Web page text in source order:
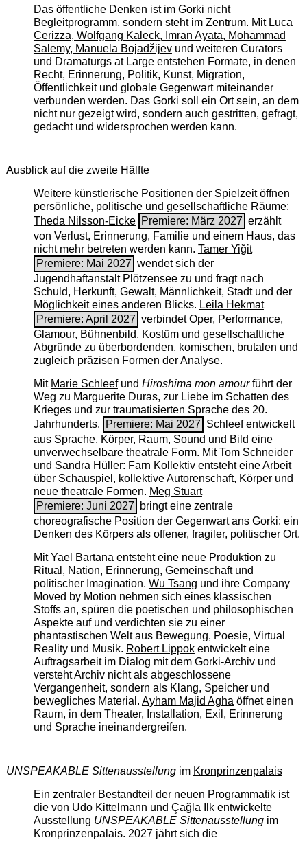
Das öffentliche Denken ist im Gorki nicht
Begleitprogramm, sondern steht im Zentrum. Mit Luca
Cerizza, Wolfgang Kaleck, Imran Ayata, Mohammad
Salemy, Manuela Bojadžijevund weiteren Curators
und Dramaturgs at Large entstehen Formate, in denen
Recht, Erinnerung, Politik, Kunst, Migration,
Öffentlichkeit und globale Gegenwart miteinander
verbunden werden. Das Gorki soll ein Ort sein, an dem
nicht nur gezeigt wird, sondern auch gestritten, gefragt,
gedacht und widersprochen werden kann.
Ausblick auf die zweite Hälfte
Weitere künstlerische Positionen der Spielzeit öffnen
persönliche, politische und gesellschaftliche Räume:
Theda Nilsson-Eicke Premiere: März 2027 erzählt
von Verlust, Erinnerung, Familie und einem Haus, das
nicht mehr betreten werden kann. Tamer Yiğit
Premiere: Mai 2027 wendet sich der
Jugendhaftanstalt Plötzensee zu und fragt nach
Schuld, Herkunft, Gewalt, Männlichkeit, Stadt und der
Möglichkeit eines anderen Blicks. Leila Hekmat
Premiere: April 2027 verbindet Oper, Performance,
Glamour, Bühnenbild, Kostüm und gesellschaftliche
Abgründe zu überbordenden, komischen, brutalen und
zugleich präzisen Formen der Analyse.
Mit Marie Schleefund Hiroshima mon amourführt der
Weg zu Marguerite Duras, zur Liebe im Schatten des
Krieges und zur traumatisierten Sprache des 20.
Jahrhunderts.
Premiere: Mai 2027 Schleef entwickelt
aus Sprache, Körper, Raum, Sound und Bild eine
unverwechselbare theatrale Form. MitTom Schneider
und Sandra Hüller: Farn Kollektiventsteht eine Arbeit
über Schauspiel, kollektive Autorenschaft, Körper und
neue theatrale Formen. Meg Stuart
Premiere: Juni 2027
bringt eine zentrale
choreografische Position der Gegenwart ans Gorki: ein
Denken des Körpers als offener, fragiler, politischer Ort.
MitYael Bartanaentsteht eine neue Produktion zu
Ritual, Nation, Erinnerung, Gemeinschaft und
politischer Imagination. Wu Tsang und ihre Company
Moved by Motion nehmen sich eines klassischen
Stoffs an, spüren die poetischen und philosophischen
Aspekte auf und verdichten sie zu einer
phantastischen Welt aus Bewegung, Poesie, Virtual
Reality und Musik. Robert Lippokentwickelt eine
Auftragsarbeit im Dialog mit dem Gorki-Archiv und
versteht Archiv nicht als abgeschlossene
Vergangenheit, sondern als Klang, Speicher und
bewegliches Material. Ayham Majid Aghaöffnet einen
Raum, in dem Theater, Installation, Exil, Erinnerung
und Sprache ineinandergreifen.
UNSPEAKABLE Sittenausstellungim Kronprinzenpalais
Ein zentraler Bestandteil der neuen Programmatik ist
die von Udo Kittelmann und Çağla Ilk entwickelte
Ausstellung UNSPEAKABLE Sittenausstellungim
Kronprinzenpalais. 2027 jährt sich die